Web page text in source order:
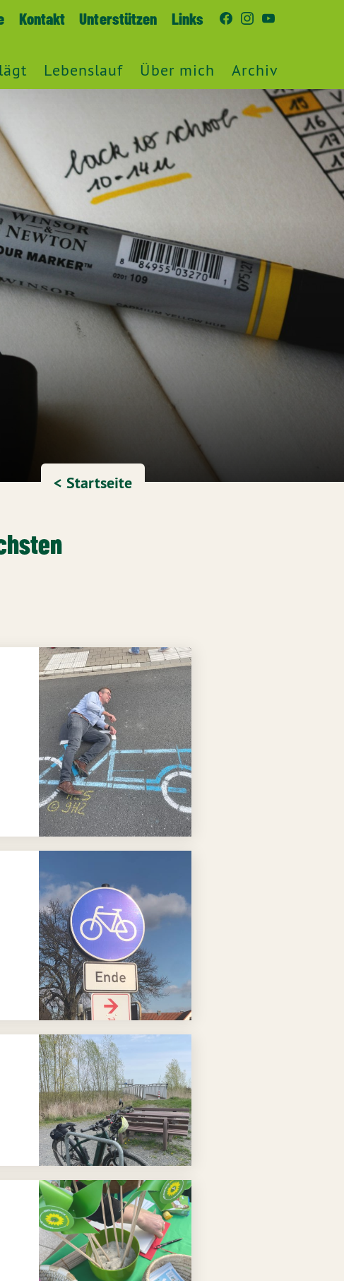
Kontakt Unterstützen Links
Lebenslauf Über mich Archiv
< Startseite